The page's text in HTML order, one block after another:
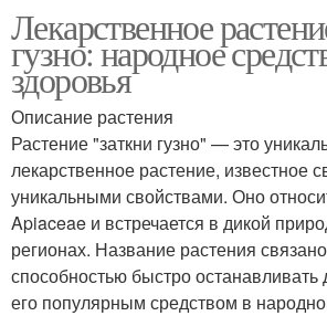
Лекарственное
гузно: народное
здоровья
Описание растения
Растение "заткни гузно" — это
лекарственное растение, известное
уникальными свойствами. Оно
Apiaceae и встречается в дикой
регионах. Название растения
способностью быстро останавливать
его популярным средством в